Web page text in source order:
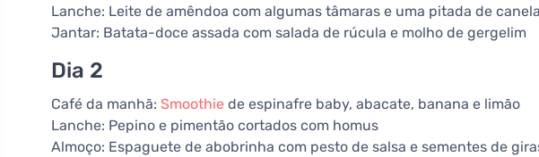
Lanche: Leite de amêndoa com algumas tâmaras e uma pitada de canela
Jantar: Batata-doce assada com salada de rúcula e molho de gergelim
Dia 2
Café da manhã: Smoothie de espinafre baby, abacate, banana e limão
Lanche: Pepino e pimentão cortados com homus
Almoço: Espaguete de abobrinha com pesto de salsa e sementes de